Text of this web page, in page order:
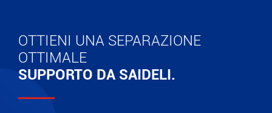
OTTIENI UNA SEPARAZIONE
OTTIMALE
SUPPORTO DA SAIDELI.